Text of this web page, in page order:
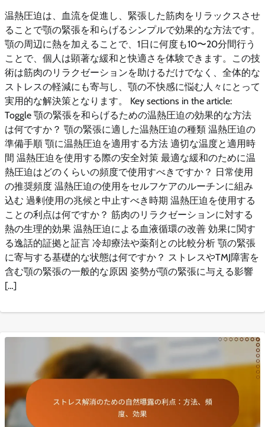
温熱圧迫は、血流を促進し、緊張した筋肉をリラックスさせ
ることで顎の緊張を和らげるシンプルで効果的な方法です。
顎の周辺に熱を加えることで、1日に何度も10〜20分間行う
ことで、個人は顕著な緩和と快適さを体験できます。この技
術は筋肉のリラクゼーションを助けるだけでなく、全体的な
ストレスの軽減にも寄与し、顎の不快感に悩む人々にとって
実用的な解決策となります。 Key sections in the article:
Toggle 顎の緊張を和らげるための温熱圧迫の効果的な方法
は何ですか？ 顎の緊張に適した温熱圧迫の種類 温熱圧迫の
準備手順 顎に温熱圧迫を適用する方法 適切な温度と適用時
間 温熱圧迫を使用する際の安全対策 最適な緩和のために温
熱圧迫はどのくらいの頻度で使用すべきですか？ 日常使用
の推奨頻度 温熱圧迫の使用をセルフケアのルーチンに組み
込む 過剰使用の兆候と中止すべき時期 温熱圧迫を使用する
ことの利点は何ですか？ 筋肉のリラクゼーションに対する
熱の生理的効果 温熱圧迫による血液循環の改善 効果に関す
る逸話的証拠と証言 冷却療法や薬剤との比較分析 顎の緊張
に寄与する基礎的な状態は何ですか？ ストレスやTMJ障害を
含む顎の緊張の一般的な原因 姿勢が顎の緊張に与える影響
[…]